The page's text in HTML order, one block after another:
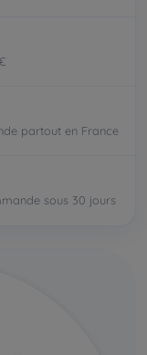
partout en France
sous 30 jours